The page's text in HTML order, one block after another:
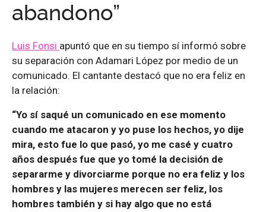
abandono”
Luis Fonsi apuntó que en su tiempo sí informó sobre
su separación con Adamari López por medio de un
comunicado. El cantante destacó que no era feliz en
la relación:
“Yo sí saqué un comunicado en ese momento
cuando me atacaron y yo puse los hechos, yo dije
mira, esto fue lo que pasó, yo me casé y cuatro
años después fue que yo tomé la decisión de
separarme y divorciarme porque no era feliz y los
hombres y las mujeres merecen ser feliz, los
hombres también y si hay algo que no está